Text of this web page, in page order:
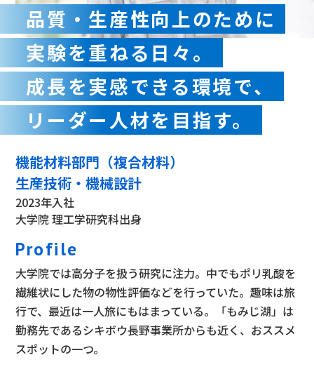
品質・生産性向上のために
実験を重ねる日々。
成長を実感できる環境で、
リーダー人材を目指す。
機能材料部門（複合材料）
生産技術・機械設計
2023年入社
大学院 理工学研究科出身
Profile
大学院では高分子を扱う研究に注力。中でもポリ乳酸を
繊維状にした物の物性評価などを行っていた。趣味は旅
行で、最近は一人旅にもはまっている。「もみじ湖」は
勤務先であるシキボウ長野事業所からも近く、おススメ
スポットの一つ。